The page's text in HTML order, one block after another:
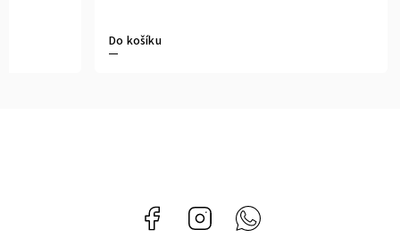
Do košíku
Facebook Instagram